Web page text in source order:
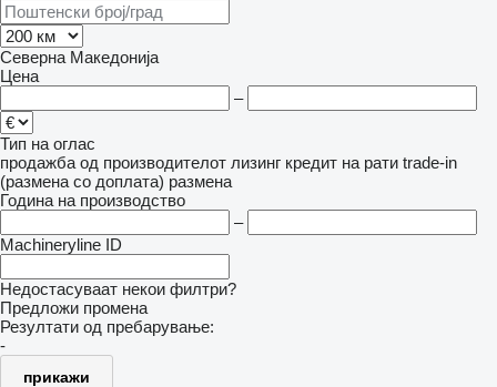
Северна Македонија
Цена
–
Тип на оглас
продажба од производителот лизинг кредит на рати trade-in
(размена со доплата) размена
Година на производство
–
Machineryline ID
Недостасуваат некои филтри?
Предложи промена
Резултати од пребарување:
-
прикажи